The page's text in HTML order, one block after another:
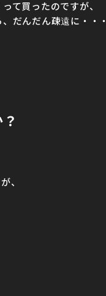
て買ったのですが、
だんだん疎遠に・・・
、